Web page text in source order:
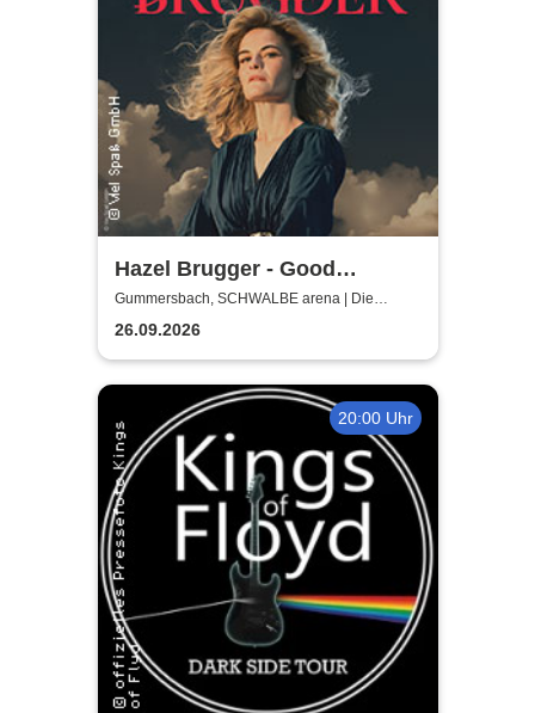
Hazel Brugger - Good
Evening Europe
Gummersbach, SCHWALBE arena | Die
Schwalbe Arena Gummersbach
26.09.2026
20:00 Uhr